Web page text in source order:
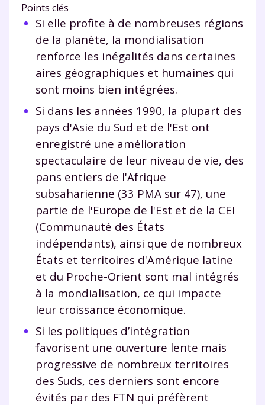
Points clés
Si elle profite à de nombreuses régions
de la planète, la mondialisation
renforce les inégalités dans certaines
aires géographiques et humaines qui
sont moins bien intégrées.
Si dans les années 1990, la plupart des
pays d'Asie du Sud et de l'Est ont
enregistré une amélioration
spectaculaire de leur niveau de vie, des
pans entiers de l'Afrique
subsaharienne (33 PMA sur 47), une
partie de l'Europe de l'Est et de la CEI
(Communauté des États
indépendants), ainsi que de nombreux
États et territoires d'Amérique latine
et du Proche-Orient sont mal intégrés
à la mondialisation, ce qui impacte
leur croissance économique.
Si les politiques d’intégration
favorisent une ouverture lente mais
progressive de nombreux territoires
des Suds, ces derniers sont encore
évités par des FTN qui préfèrent